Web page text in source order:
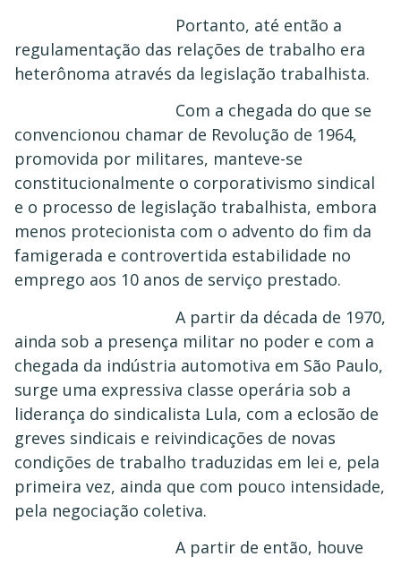
Portanto, até então a
regulamentação das relações de trabalho era
heterônoma através da legislação trabalhista.
Com a chegada do que se
convencionou chamar de Revolução de 1964,
promovida por militares, manteve-se
constitucionalmente o corporativismo sindical
e o processo de legislação trabalhista, embora
menos protecionista com o advento do fim da
famigerada e controvertida estabilidade no
emprego aos 10 anos de serviço prestado.
A partir da década de 1970,
ainda sob a presença militar no poder e com a
chegada da indústria automotiva em São Paulo,
surge uma expressiva classe operária sob a
liderança do sindicalista Lula, com a eclosão de
greves sindicais e reivindicações de novas
condições de trabalho traduzidas em lei e, pela
primeira vez, ainda que com pouco intensidade,
pela negociação coletiva.
A partir de então, houve